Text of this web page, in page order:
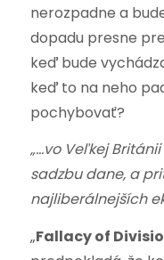
nerozpadne a
dopadu presne
keď bude
keď to na neho
pochybovať?
„…vo Veľkej
sadzbu dane, a
najliberálnejších
„Fallacy of